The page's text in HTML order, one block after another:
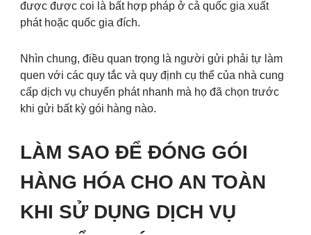
được được coi là bất hợp pháp ở cả quốc gia xuất
phát hoặc quốc gia đích.
Nhìn chung, điều quan trọng là người gửi phải tự làm
quen với các quy tắc và quy định cụ thể của nhà cung
cấp dịch vụ chuyển phát nhanh mà họ đã chọn trước
khi gửi bất kỳ gói hàng nào.
LÀM SAO ĐỂ ĐÓNG GÓI
HÀNG HÓA CHO AN TOÀN
KHI SỬ DỤNG DỊCH VỤ